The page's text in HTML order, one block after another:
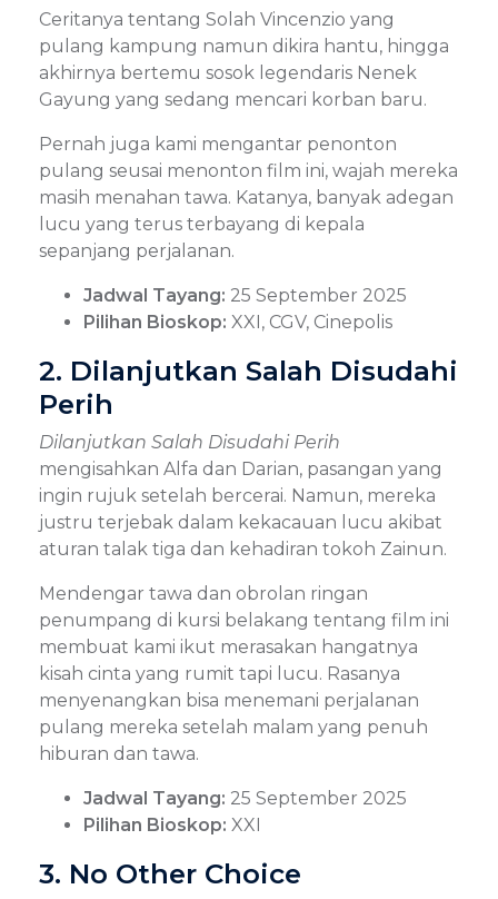
Ceritanya tentang Solah Vincenzio yang
pulang kampung namun dikira hantu, hingga
akhirnya bertemu sosok legendaris Nenek
Gayung yang sedang mencari korban baru.
Pernah juga kami mengantar penonton
pulang seusai menonton film ini, wajah mereka
masih menahan tawa. Katanya, banyak adegan
lucu yang terus terbayang di kepala
sepanjang perjalanan.
Jadwal Tayang: 25 September 2025
Pilihan Bioskop: XXI, CGV, Cinepolis
2. Dilanjutkan Salah Disudahi
Perih
Dilanjutkan Salah Disudahi Perih
mengisahkan Alfa dan Darian, pasangan yang
ingin rujuk setelah bercerai. Namun, mereka
justru terjebak dalam kekacauan lucu akibat
aturan talak tiga dan kehadiran tokoh Zainun.
Mendengar tawa dan obrolan ringan
penumpang di kursi belakang tentang film ini
membuat kami ikut merasakan hangatnya
kisah cinta yang rumit tapi lucu. Rasanya
menyenangkan bisa menemani perjalanan
pulang mereka setelah malam yang penuh
hiburan dan tawa.
Jadwal Tayang: 25 September 2025
Pilihan Bioskop: XXI
3. No Other Choice